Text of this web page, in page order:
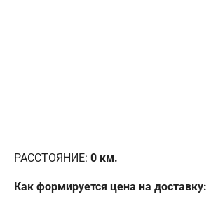
РАССТОЯНИЕ: 0 км.
Как формируется цена на доставку: